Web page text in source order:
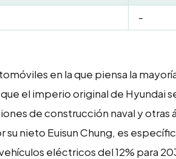
-
en la que piensa la
el imperio original de Hyundai
de construcción naval y
nieto Euisun Chung, es
eléctricos del 12% para